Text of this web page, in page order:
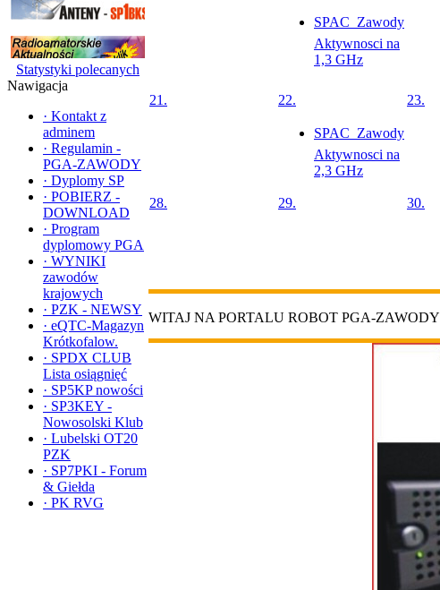
Statystyki polecanych
Nawigacja
· Kontakt z
adminem
· Regulamin -
PGA-ZAWODY
· Dyplomy SP
· POBIERZ -
DOWNLOAD
· Program
dyplomowy PGA
· WYNIKI
zawodów
krajowych
· PZK - NEWSY
· eQTC-Magazyn
Krótkofalow.
· SPDX CLUB
Lista osiągnięć
· SP5KP nowości
· SP3KEY -
Nowosolski Klub
· Lubelski OT20
PZK
· SP7PKI - Forum
& Giełda
· PK RVG
SPAC  Zawody
Aktywnosci na
1,3 GHz
21. 22.
SPAC  Zawody
Aktywnosci na
2,3 GHz
23.
28. 29. 30.
WITAJ NA PORTALU ROBOT PGA-ZAWODY